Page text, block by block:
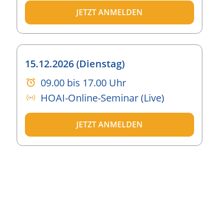
JETZT ANMELDEN
15.12.2026 (Dienstag)
09.00 bis 17.00 Uhr
HOAI-Online-Seminar (Live)
JETZT ANMELDEN